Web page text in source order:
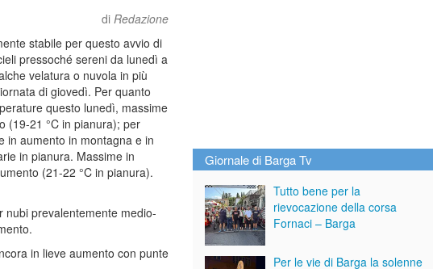
di Redazione
stabile per questo avvio di
pressoché sereni da lunedì a
velatura o nuvola in più
di giovedì. Per quanto
questo lunedì, massime
(19-21 °C in pianura); per
in aumento in montagna e in
in pianura. Massime in
(21-22 °C in pianura).
nubi prevalentemente medio-
in lieve aumento con punte
Giornale di Barga Tv
Tutto bene per la
rievocazione della corsa
Fornaci – Barga
Per le vie di Barga la solenne